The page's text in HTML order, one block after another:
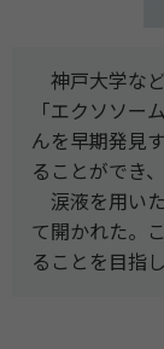
神⼾⼤学な
「エクソソー
んを早期発見
ることができ
涙液を⽤い
て開かれた。
ることを目指